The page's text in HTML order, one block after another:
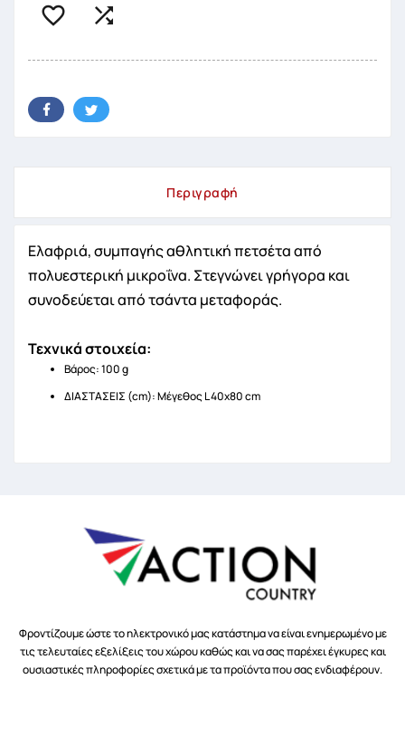
 
Περιγραφή
Ελαφριά, συμπαγής αθλητική πετσέτα από
πολυεστερική μικροΐνα. Στεγνώνει γρήγορα και
συνοδεύεται από τσάντα μεταφοράς.
Τεχνικά στοιχεία:
Βάρος: 100 g
ΔΙΑΣΤΑΣΕΙΣ (cm): Μέγεθος L 40x80 cm
Φροντίζουμε ώστε το ηλεκτρονικό μας κατάστημα να είναι ενημερωμένο με
τις τελευταίες εξελίξεις του χώρου καθώς και να σας παρέχει έγκυρες και
ουσιαστικές πληροφορίες σχετικά με τα προϊόντα που σας ενδιαφέρουν.